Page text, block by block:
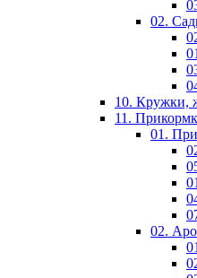
02.
10. Кружки,
11.
01.
02.